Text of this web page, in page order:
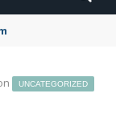
UNCATEGORIZED